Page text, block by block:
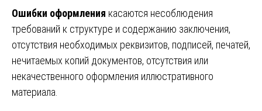
Ошибки оформления касаются несоблюдения
требований к структуре и содержанию заключения,
отсутствия необходимых реквизитов, подписей, печатей,
нечитаемых копий документов, отсутствия или
некачественного оформления иллюстративного
материала.